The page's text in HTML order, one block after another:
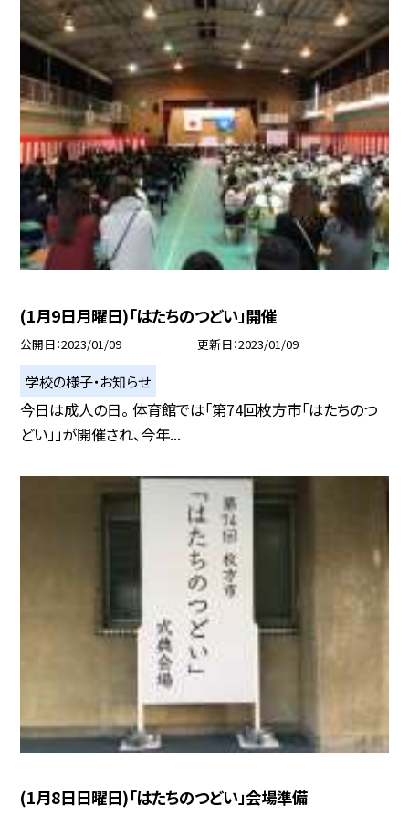
(1月9日月曜日)「はたちのつどい」開催
公開日 2023/01/09 更新日 2023/01/09
学校の様子・お知らせ
今日は成人の日。 体育館では「第74回枚方市「はたちのつ
どい」」が開催され、今年...
(1月8日日曜日)「はたちのつどい」会場準備